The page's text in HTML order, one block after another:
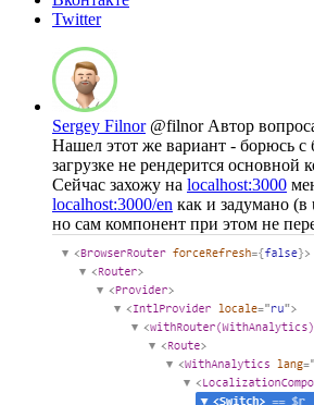
Twitter
Sergey Filnor @filnor Автор
Нашел этот же вариант - борюсь с
загрузке не рендерится основной
Сейчас захожу на localhost:3000
localhost:3000/en как и задумано (в
но сам компонент при этом не